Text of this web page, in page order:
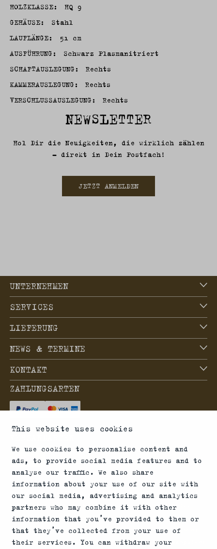
This website uses cookies
We use cookies to personalise content and
ads, to provide social media features and to
analyse our traffic. We also share
information about your use of our site with
our social media, advertising and analytics
partners who may combine it with other
information that you’ve provided to them or
that they’ve collected from your use of
their services. You can withdraw your
HOLZKLASSE:
HQ 9
GEHÄUSE:
Stahl
LAUFLÄNGE:
51 cm
AUSFÜHRUNG:
Schwarz Plasmanitriert
SCHAFTAUSLEGUNG:
Rechts
KAMMERAUSLEGUNG:
Rechts
VERSCHLUSSAUSLEGUNG:
Rechts
NEWSLETTER
Hol Dir die Neuigkeiten, die wirklich zählen
– direkt in Dein Postfach!
JETZT ANMELDEN
UNTERNEHMEN
SERVICES
LIEFERUNG
NEWS & TERMINE
KONTAKT
ZAHLUNGSARTEN
*Abgabe von Waffen, wesentlichen Waffenteilen und
Munition nur an Inhaber einer Erwerbserlaubnis.
Bitte beachte die rechtlichen Hinweise zur
Verwendung von Schalldämpfern und die rechtlichen
Erwerbs- und Nutzungsbedingungen für Vorsatzoptiken